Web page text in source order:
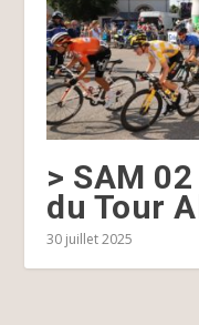
> SAM
du Tour
30 juillet 2025